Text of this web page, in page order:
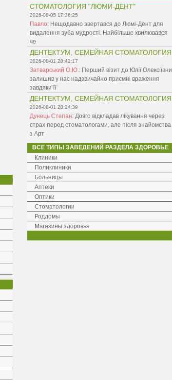
СТОМАТОЛОГИЯ "ЛЮМИ-ДЕНТ"
2026-08-05 17:36:25
Павло: Нещодавно звертався до Люмі-Дент для
видалення зуба мудрості. Найбільше хвилювався
че
ДЕНТЕКТУМ, СЕМЕЙНАЯ СТОМАТОЛОГИЯ
2026-08-01 20:42:17
Затварський О.Ю.: Перший візит до Юлії Олексіївни
залишив у нас надзвичайно приємні враження
завдяки її
ДЕНТЕКТУМ, СЕМЕЙНАЯ СТОМАТОЛОГИЯ
2026-08-01 20:24:39
Дунець Степан: Довго відкладав лікування через
страх перед стоматологами, але після знайомства
з Арт
ВСЕ ТИПЫ ЗАВЕДЕНИЙ РАЗДЕЛА ЗДОРОВЬЕ
Клиники
Поликлиники
Больницы
Аптеки
Оптики
Стоматологии
Роддомы
Магазины здоровья